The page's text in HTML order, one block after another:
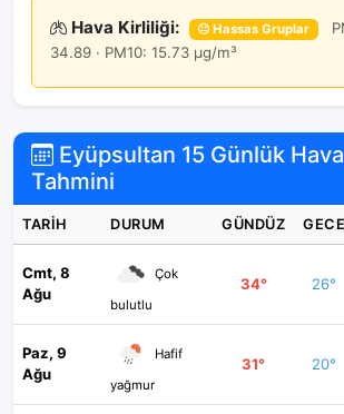
Hava Kirliliği: 😐 Hassas Gruplar
34.89 · PM10: 15.73 μg/m³
Eyüpsultan 15 Günlük
Tahmini
TARIH DURUM GÜNDÜZ GECE
Cmt, 8
Ağu
Çok
bulutlu
34° 26°
Paz, 9
Ağu
Hafif
yağmur
31° 20°